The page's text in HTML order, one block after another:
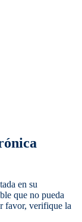
en su
que no pueda
favor, verifique la